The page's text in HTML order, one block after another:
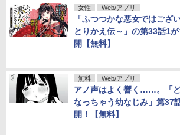
女性 Web/アプリ
「ふつつかな悪女ではござ
とりかえ伝～」の第33話1
開【無料】
無料 Web/アプリ
アノ声はよく響く……。「
なっちゃう幼なじみ」第37
開！【無料】